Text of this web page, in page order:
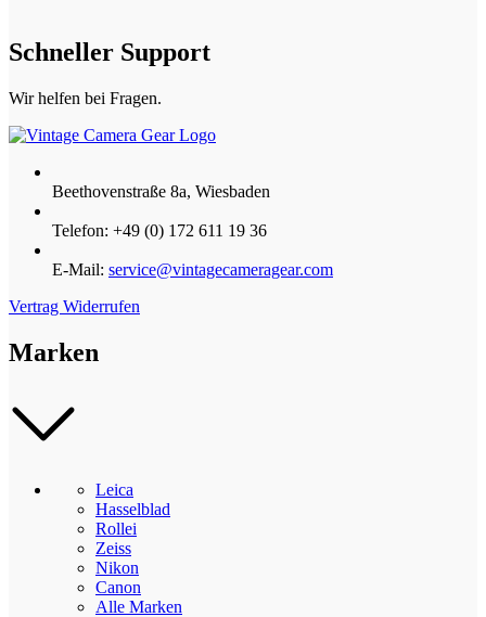
Schneller Support
Wir helfen bei Fragen.
Beethovenstraße 8a, Wiesbaden
Telefon: +49 (0) 172 611 19 36
E-Mail: service@vintagecameragear.com
Vertrag Widerrufen
Marken
Leica
Hasselblad
Rollei
Zeiss
Nikon
Canon
Alle Marken